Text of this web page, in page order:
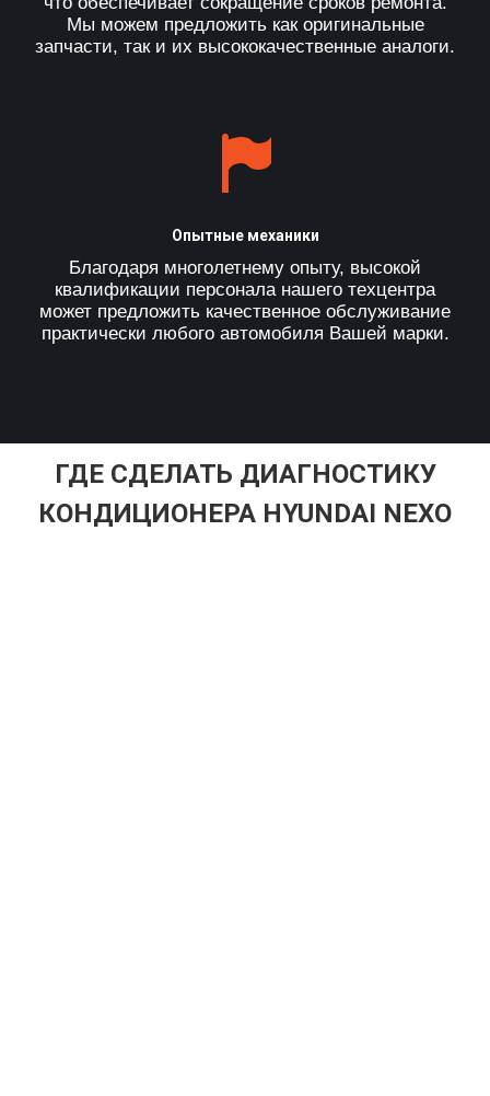
Мы можем предложить как оригинальные
запчасти, так и их высококачественные аналоги.
Опытные механики
Благодаря многолетнему опыту, высокой
квалификации персонала нашего техцентра
может предложить качественное обслуживание
практически любого автомобиля Вашей марки.
ГДЕ СДЕЛАТЬ ДИАГНОСТИКУ
КОНДИЦИОНЕРА HYUNDAI NEXO